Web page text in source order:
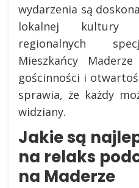
wydarzenia są
lokalnej kultury
regionalnych
Mieszkańcy
gościnności i
sprawia, że każdy
widziany.
Jakie są
na relaks
na Maderze